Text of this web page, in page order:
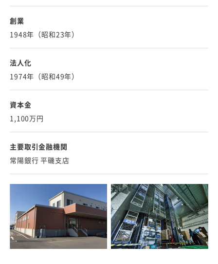
創業
1948年（昭和23年）
法人化
1974年（昭和49年）
資本金
1,100万円
主要取引金融機関
常陽銀行 平磯支店